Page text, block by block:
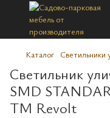
Каталог Светильники
Светильник
SMD
ТM Revolt